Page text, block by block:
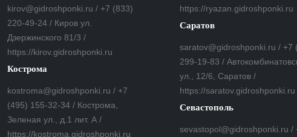
kirov@gidroshponki.ru / +7 (833)
220-49-24 / Киров ул.
Дзержинского 81/3 /
https://kirov.gidroshponki.ru
Кострома
kostroma@gidroshponki.ru / +7
(495) 155-32-34 / Кострома,
Зеленая ул., д.1 лит. А /
https://kostroma.gidroshponki.ru
https://ryazan.gidroshponki.ru
Саратов
saratov@gidroshponki.ru / +7
299-19-83 /
ул., 12/6, Саратов /
https://saratov.gidroshponki.ru
Севастополь
sevastopol@gidroshponki.ru /